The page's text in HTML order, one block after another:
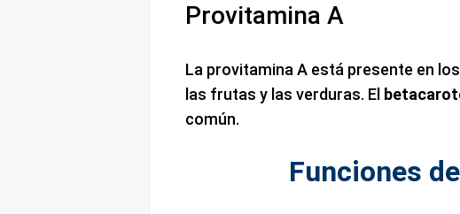
Provitamina A
La provitamina A está presente en
las frutas y las verduras. El
común.
Funciones